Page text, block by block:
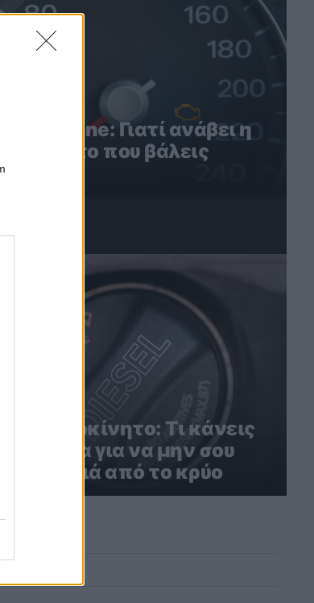
Engine: Γιατί ανάβει η
με το που βάλεις
αυτοκίνητο: Τι κάνεις
χειμώνα για να μην σου
ζημιά από το κρύο